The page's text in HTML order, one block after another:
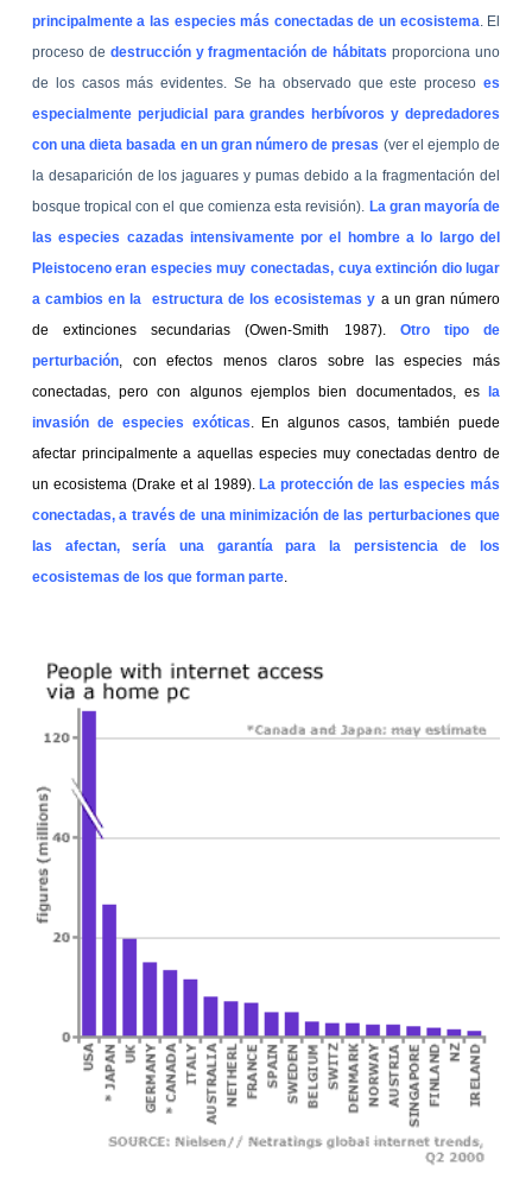
principalmente a las especies más conectadas de un ecosistema . El
proceso de destrucción y fragmentación de hábitats proporciona uno
de los casos más evidentes. Se ha observado que este procesoes
especialmente perjudicial para grandes herbívoros y depredadores
con una dieta basada en un gran número de presas (ver el ejemplo de
la desaparición de los jaguares y pumas debido a la fragmentación del
bosque tropical con el que comienza esta revisión). La gran mayoría de
las especies cazadas intensivamente por el hombre a lo largo del
Pleistoceno eran especies muy conectadas, cuya extinción dio lugar
a cambios en la
estructura de los ecosistemas y a un gran número
de extinciones secundarias (Owen-Smith 1987). Otro tipo de
perturbación, con efectos menos claros sobre las especies más
conectadas, pero con algunos ejemplos bien documentados, esla
invasión de especies exóticas . En algunos casos, también puede
afectar principalmente a aquellas especies muy conectadas dentro de
un ecosistema (Drake et al 1989).La protección de las especies más
conectadas, a través de una minimización de las perturbaciones que
las afectan, sería una garantía para la persistencia de los
ecosistemas de los que forman parte.